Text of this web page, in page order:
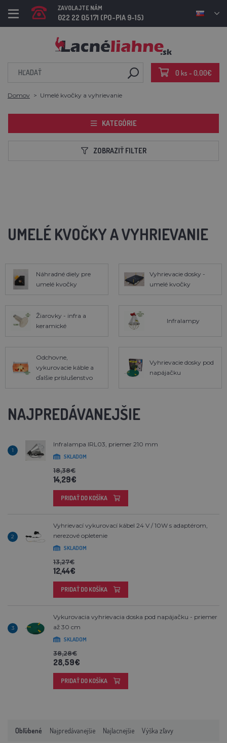
ZAVOLAJTE NÁM
022 22 05 171 (PO-PIA 9-15)
0 ks - 0,00€
Domov Umelé kvočky a vyhrievanie
KATEGÓRIE
ZOBRAZIŤ FILTER
UMELÉ KVOČKY A VYHRIEVANIE
Náhradné diely pre
umelé kvočky
Vyhrievacie dosky -
umelé kvočky
Žiarovky - infra a
keramické
Infralampy
Odchovne,
vykurovacie káble a
ďalšie príslušenstvo
Vyhrievacie dosky pod
napájačku
NAJPREDÁVANEJŠIE
1
Infralampa IRL03, priemer 210 mm
SKLADOM
18,38€
14,29€
PRIDAŤ DO KOŠÍKA
2
Vyhrievací vykurovací kábel 24 V / 10W s adaptérom,
nerezové opletenie
SKLADOM
13,27€
12,44€
PRIDAŤ DO KOŠÍKA
3
Vykurovacia vyhrievacia doska pod napájačku - priemer
až 30 cm
SKLADOM
38,28€
28,59€
PRIDAŤ DO KOŠÍKA
Obľúbené Najpredávanejšie Najlacnejšie Výška zľavy